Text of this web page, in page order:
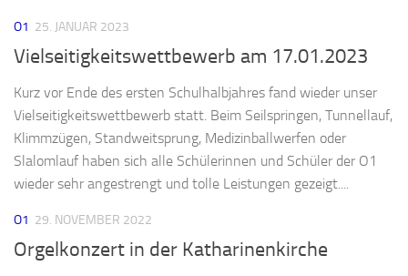
O1 25. JANUAR 2023
Vielseitigkeitswettbewerb am 17.01.2023
Kurz vor Ende des ersten Schulhalbjahres fand wieder unser
Vielseitigkeitswettbewerb statt. Beim Seilspringen, Tunnellauf,
Klimmzügen, Standweitsprung, Medizinballwerfen oder
Slalomlauf haben sich alle Schülerinnen und Schüler der O1
wieder sehr angestrengt und tolle Leistungen gezeigt....
O1 29. NOVEMBER 2022
Orgelkonzert in der Katharinenkirche